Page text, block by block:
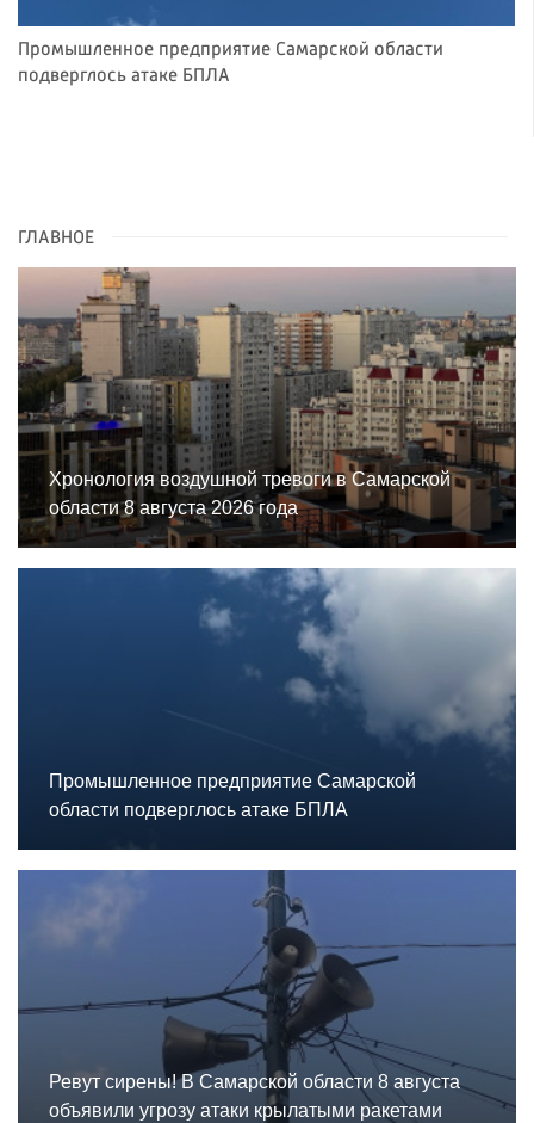
Промышленное предприятие Самарской области
подверглось атаке БПЛА
ГЛАВНОЕ
Хронология воздушной тревоги в Самарской
области 8 августа 2026 года
Промышленное предприятие Самарской
области подверглось атаке БПЛА
Ревут сирены! В Самарской области 8 августа
объявили угрозу атаки крылатыми ракетами